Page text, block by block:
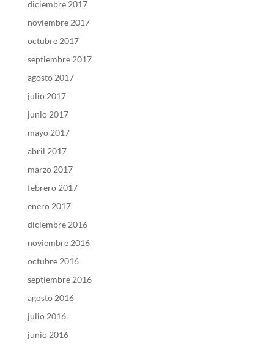
diciembre 2017
noviembre 2017
octubre 2017
septiembre 2017
agosto 2017
julio 2017
junio 2017
mayo 2017
abril 2017
marzo 2017
febrero 2017
enero 2017
diciembre 2016
noviembre 2016
octubre 2016
septiembre 2016
agosto 2016
julio 2016
junio 2016